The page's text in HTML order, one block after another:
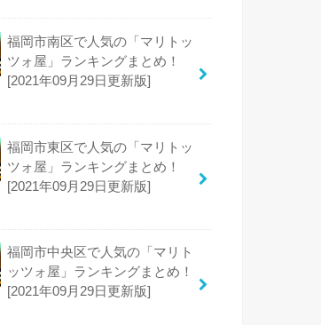
福岡市南区で人気の「マリトッ
ツォ屋」ランキングまとめ！
[2021年09月29日更新版]
福岡市東区で人気の「マリトッ
ツォ屋」ランキングまとめ！
[2021年09月29日更新版]
福岡市中央区で人気の「マリト
ッツォ屋」ランキングまとめ！
[2021年09月29日更新版]